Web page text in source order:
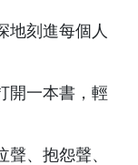
地刻進每個人
開一本書，輕
、抱怨聲、